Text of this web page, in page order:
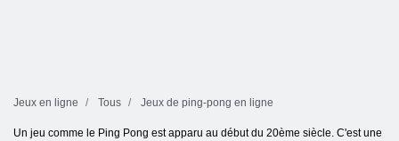
Jeux en ligne Tous Jeux de ping-pong en ligne
Un jeu comme le Ping Pong est apparu au début du 20ème siècle. C'est une